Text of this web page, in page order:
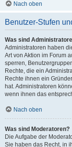
Nach oben
Benutzer-Stufen
Was sind
Administratoren haben
Art von Aktion im Forum
sperren,
Rechte, die ein
Rechte ihnen ein
hat. Administratoren
wenn ihnen das
Nach oben
Was sind Moderatoren?
Die Aufgabe der
Sie haben das Recht, in